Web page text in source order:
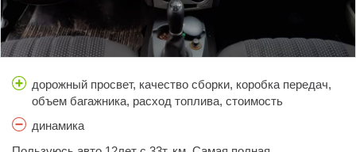
дорожный просвет, качество сборки, коробка передач,
объем багажника, расход топлива, стоимость
динамика